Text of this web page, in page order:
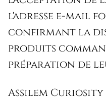
l'adresse e-mail
confirmant la
produits
préparation de
Assilem